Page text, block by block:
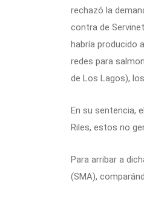
rechazó la
contra de
habría producido
redes para
de Los Lagos),
En su sentencia,
Riles, estos no
Para arribar a
(SMA),